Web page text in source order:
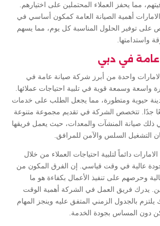
مما يحفز العملاء المحتملين على اختيارهم.
أهمية الصيانة العامة كمكون أساسي في
على توفير الحلول المناسبة كل يوم، مما يسهم
واستدامتها.
في دبي
واحدة من أبرز شركة صيانة عامة في
واسعة وسمعة قوية في تلبية احتياجات عملائها.
حيوية ومتطورة، مما يجعل الطلب على خدمات
جدًا. تتخصص الشركة في تقديم مجموعة متنوعة
ذلك صيانة المنشآت والمعدات، حيث يعمل فريقها
السلس والآمن للمرافق.
دائماً لتلبية احتياجات العملاء من خلال
عالية في وقت قياسي. إن الفرق المكون من
وحرصهم على تنفيذ الأعمال بكفاءة هو ما
يدرك فريق العمل في الشركة أهمية الوقت
يلتزم بالجدول الزمني المتفق عليه وينجز المهام
دون المساس بجودة الخدمة.